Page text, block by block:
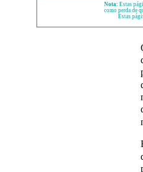
Nota: Estas
como perda de
Estas